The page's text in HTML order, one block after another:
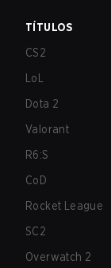
TÍTULOS
CS2
LoL
Dota 2
Valorant
R6:S
CoD
Rocket League
SC2
Overwatch 2